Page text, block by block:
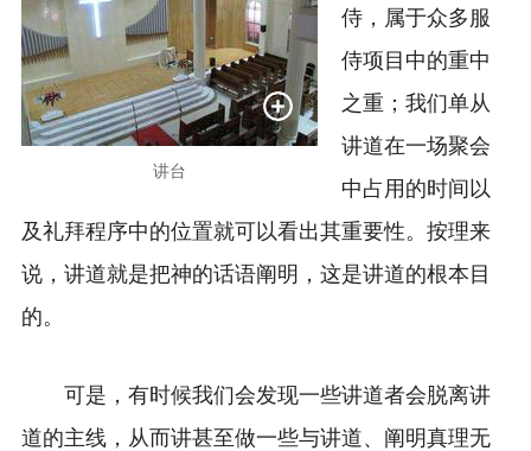
讲台
侍，属于众多服
侍项目中的重中
之重；我们单从
讲道在一场聚会
中占用的时间以
及礼拜程序中的位置就可以看出其重要性。按理来
说，讲道就是把神的话语阐明，这是讲道的根本目
的。
可是，有时候我们会发现一些讲道者会脱离讲
道的主线，从而讲甚至做一些与讲道、阐明真理无